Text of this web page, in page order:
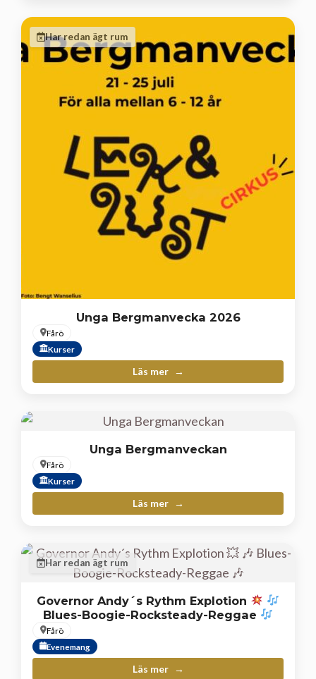
Har redan ägt rum
Unga Bergmanvecka 2026
Fårö
Kurser
Läs mer
Unga Bergmanveckan
Fårö
Kurser
Läs mer
Har redan ägt rum
Governor Andy´s Rythm Explotion
Blues-Boogie-Rocksteady-Reggae
Fårö
Evenemang
Läs mer